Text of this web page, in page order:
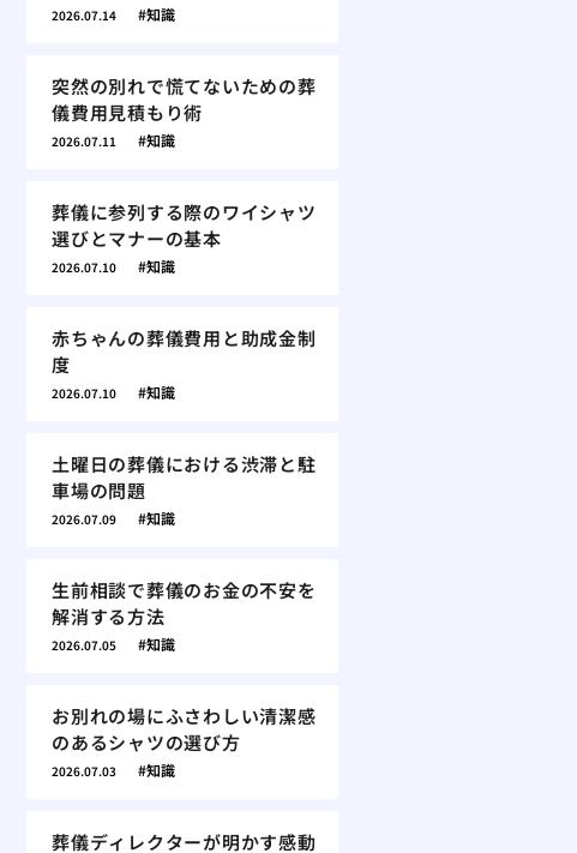
2026.07.14 知識
突然の別れで慌てないための葬
儀費用見積もり術
2026.07.11 知識
葬儀に参列する際のワイシャツ
選びとマナーの基本
2026.07.10 知識
赤ちゃんの葬儀費用と助成金制
度
2026.07.10 知識
土曜日の葬儀における渋滞と駐
車場の問題
2026.07.09 知識
生前相談で葬儀のお金の不安を
解消する方法
2026.07.05 知識
お別れの場にふさわしい清潔感
のあるシャツの選び方
2026.07.03 知識
葬儀ディレクターが明かす感動